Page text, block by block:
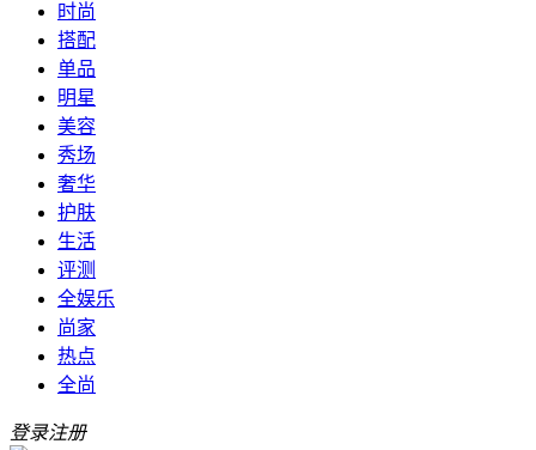
时尚
搭配
单品
明星
美容
秀场
奢华
护肤
生活
评测
全娱乐
尚家
热点
全尚
登录注册